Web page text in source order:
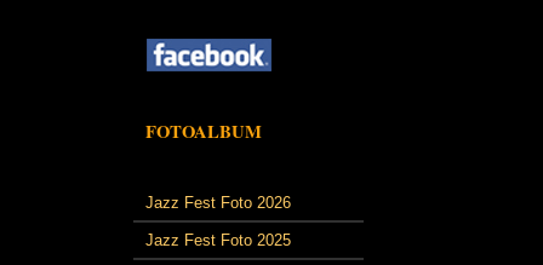
FOTOALBUM
Jazz Fest Foto 2026
Jazz Fest Foto 2025